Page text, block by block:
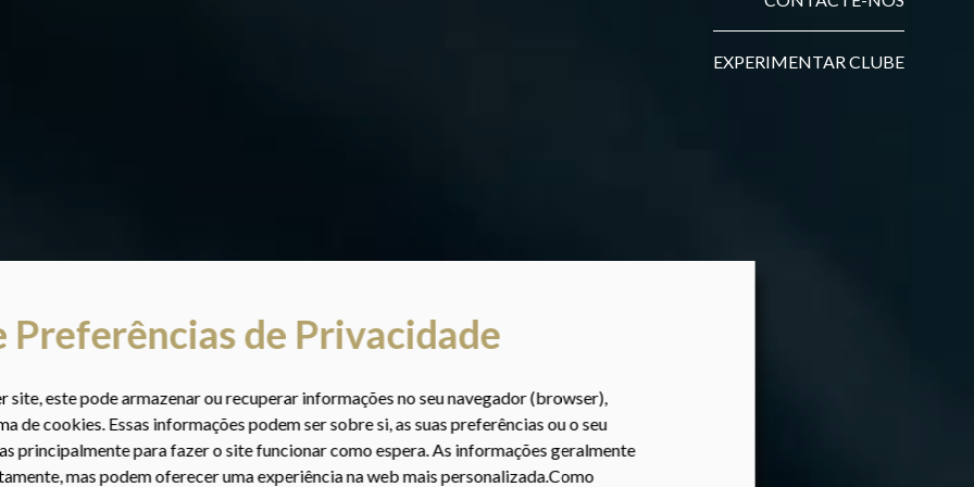
e preferência!
EXPERIMENTAR CLUBE
Preferências de Privacidade
site, este pode armazenar ou recuperar informações no seu navegador (browser),
de cookies. Essas informações podem ser sobre si, as suas preferências ou o seu
principalmente para fazer o site funcionar como espera. As informações geralmente
mas podem oferecer uma experiência na web mais personalizada.Como